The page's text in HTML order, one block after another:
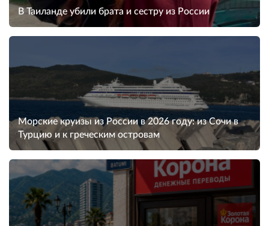
В Таиланде убили брата и сестру из России
Морские круизы из России в 2026 году: из Сочи в
Турцию и к греческим островам